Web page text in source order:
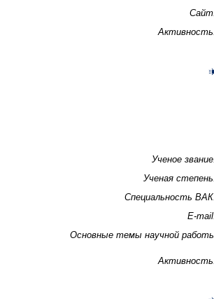
Ученое
Ученая
Специальность
E-
Основные темы научной